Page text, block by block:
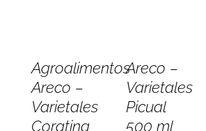
CARRITO
DETALLES
Agroalimentos
Areco –
Varietales
Coratina
CARRITO
DETALLES
Areco –
Varietales
Picual
500 ml